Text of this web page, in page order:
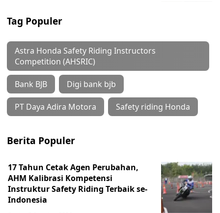
Tag Populer
Astra Honda Safety Riding Instructors
Competition (AHSRIC)
Bank BJB Digi bank bjb
PT Daya Adira Motora Safety riding Honda
Berita Populer
17 Tahun Cetak Agen Perubahan,
AHM Kalibrasi Kompetensi
Instruktur Safety Riding Terbaik se-
Indonesia